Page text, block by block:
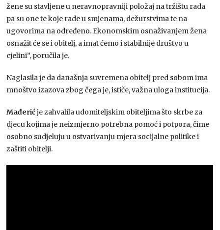
žene su stavljene u neravnopravniji položaj na tržištu rada
pa su one te koje rade u smjenama, dežurstvima te na
ugovorima na određeno. Ekonomskim osnaživanjem žena
osnažit će se i obitelj, a imat ćemo i stabilnije društvo u
cjelini”, poručila je.
Naglasila je da današnja suvremena obitelj pred sobom ima
mnoštvo izazova zbog čega je, ističe, važna uloga institucija.
Mađerićje zahvalila udomiteljskim obiteljima što skrbe za
djecu kojima je neizmjerno potrebna pomoć i potpora, čime
osobno sudjeluju u ostvarivanju mjera socijalne politike i
zaštiti obitelji.